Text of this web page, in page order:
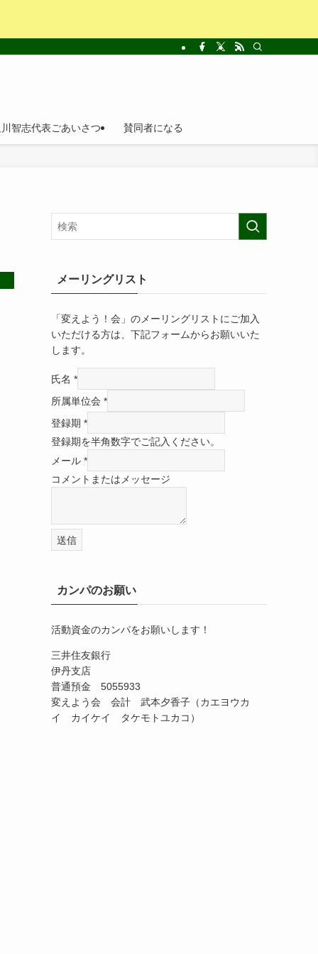
智志代表ごあいさつ 賛同者になる
メーリングリスト
「変えよう！会」のメーリングリストにご加入
いただける方は、下記フォームからお願いいた
します。
氏名 *
所属単位会 *
登録期 *
登録期を半角数字でご記入ください。
メール *
コメントまたはメッセージ
送信
カンパのお願い
活動資金のカンパをお願いします！
三井住友銀行
伊丹支店
普通預金 5055933
変えよう会 会計 武本夕香子（カエヨウカ
イ カイケイ タケモトユカコ）